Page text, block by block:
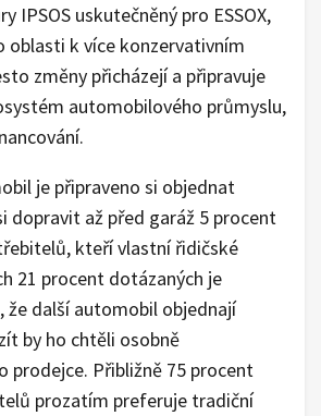
IPSOS uskutečněný pro ESSOX,
oblasti k více konzervativním
změny přicházejí a připravuje
automobilového průmyslu,
je připraveno si objednat
dopravit až před garáž 5 procent
kteří vlastní řidičské
21 procent dotázaných je
že další automobil objednají
by ho chtěli osobně
prodejce. Přibližně 75 procent
prozatím preferuje tradiční